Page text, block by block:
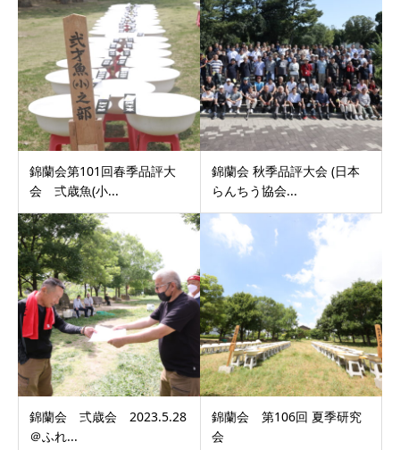
錦蘭会第101回春季品評大
会 弍歳魚(小...
錦蘭会 秋季品評大会 (日本
らんちう協会...
錦蘭会 弍歳会 2023.5.28
＠ふれ...
錦蘭会 第106回 夏季研究
会